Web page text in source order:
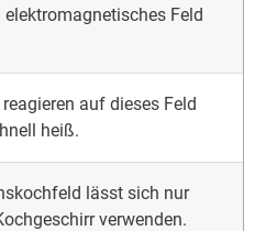
Feld
auf dieses Feld
heiß.
lässt sich nur
verwenden.